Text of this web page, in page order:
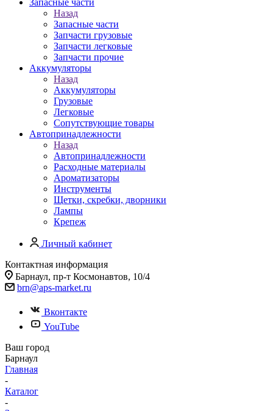
Назад
Запасные части
Запчасти грузовые
Запчасти легковые
Запчасти прочие
Аккумуляторы
Назад
Аккумуляторы
Грузовые
Легковые
Сопутствующие товары
Автопринадлежности
Назад
Автопринадлежности
Расходные материалы
Ароматизаторы
Инструменты
Щетки, скребки, дворники
Лампы
Крепеж
Личный кабинет
Контактная информация
Барнаул, пр-т Космонавтов, 10/4
brn@aps-market.ru
Вконтакте
YouTube
Ваш город
Барнаул
Главная
-
Каталог
-